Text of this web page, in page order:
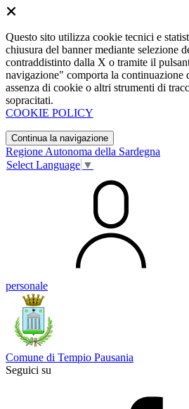
Questo sito utilizza cookie tecnici e
chiusura del banner mediante selezione
contraddistinto dalla X o tramite il
navigazione" comporta la continuazione
assenza di cookie o altri strumenti di
sopracitati.
COOKIE POLICY
Continua la navigazione
Regione Autonoma della Sardegna
Select Language ▼
personale
Comune di Tempio Pausania
Seguici su